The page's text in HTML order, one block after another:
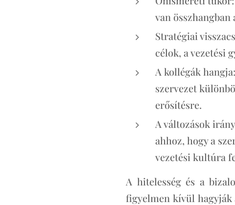
van összhangban
Stratégiai
célok, a vezetési
A kollégák
szervezet
erősítésre.
A változások
ahhoz, hogy a
vezetési kultúra
A hitelesség és a
figyelmen kívül hagyják